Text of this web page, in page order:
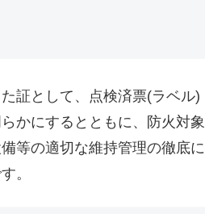
証として、点検済票(ラベル)
かにするとともに、防火対象
等の適切な維持管理の徹底に
。